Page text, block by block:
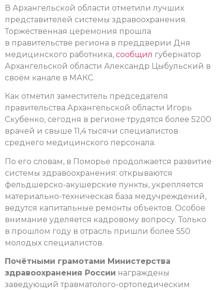
В Архангельской области отметили лучших
представителей системы здравоохранения.
Торжественная церемония прошла
в правительстве региона в преддверии Дня
медицинского работника, сообщил губернатор
Архангельской области Александр Цыбульский в
своём канале в МАКС.
Как отметил заместитель председателя
правительства Архангельской области Игорь
Скубенко, сегодня в регионе трудятся более 5200
врачей и свыше 11,4 тысячи специалистов
среднего медицинского персонала.
По его словам, в Поморье продолжается развитие
системы здравоохранения: открываются
фельдшерско-акушерские пункты, укрепляется
материально-техническая база медучреждений,
ведутся капитальные ремонты объектов. Особое
внимание уделяется кадровому вопросу. Только
в прошлом году в отрасль пришли более 550
молодых специалистов.
Почётными грамотами Министерства
здравоохранения России награждены
заведующий травматолого-ортопедическим